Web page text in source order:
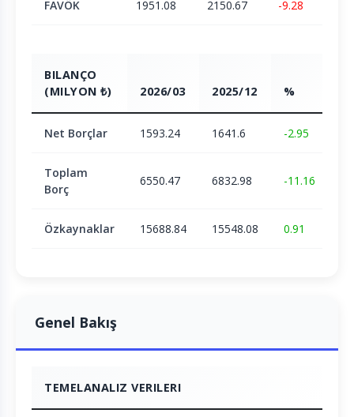
FAVÖK 1951.08 2150.67 -9.28
BILANÇO
(MILYON ₺)
2026/03 2025/12 %
Net Borçlar 1593.24 1641.6 -2.95
Toplam
Borç
6550.47 6832.98 -11.16
Özkaynaklar 15688.84 15548.08 0.91
Genel Bakış
TEMELANALIZ VERILERI